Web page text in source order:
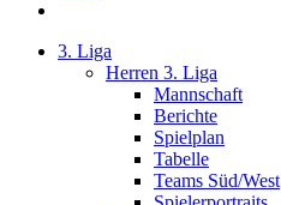
3. Liga
Herren 3. Liga
Mannschaft
Berichte
Spielplan
Tabelle
Teams Süd/West